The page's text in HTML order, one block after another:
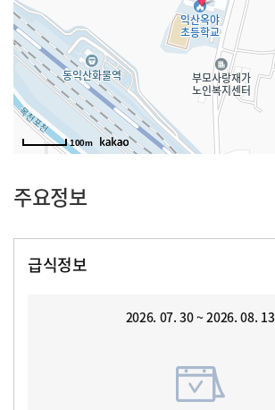
100m
주요정보
급식정보
2026. 07. 30 ~ 2026. 08. 13